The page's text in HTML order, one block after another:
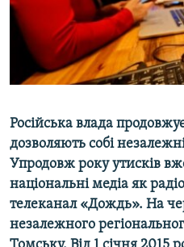
ВІДЕОУРОКИ «ELIFBE»
СВІДЧЕННЯ ОКУПАЦІЇ
УКРАЇНСЬКА ПРОБЛЕМА КРИМУ
Русский
Qırımtatar
Усі сайти RFE/RL
Російська влада
дозволяють собі
Упродовж року утисків
національні медіа як
телеканал «Дождь». На
незалежного